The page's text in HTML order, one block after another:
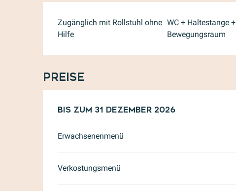
Zugänglich mit Rollstuhl ohne
Hilfe
WC + Haltestange +
Bewegungsraum
Preise
ab1 Februar 2026 bis zum
Bis zum 31 Dezember 2026
Erwachsenenmenü
Verkostungsmenü